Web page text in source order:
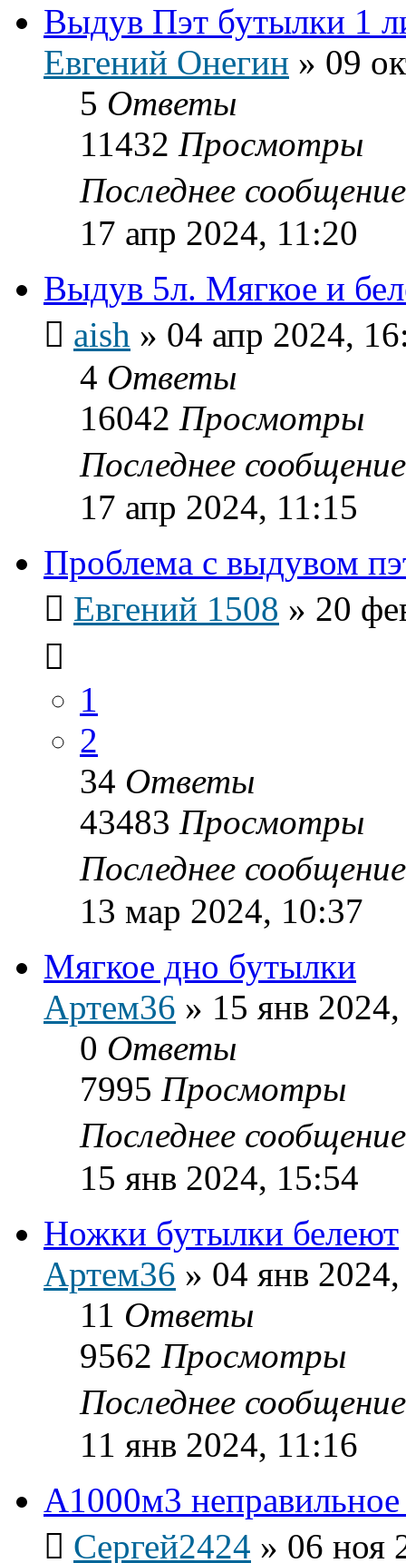
Выдув Пэт бутылки 1
Евгений Онегин » 09
5 Ответы
11432 Просмотры
Последнее
17 апр 2024, 11:20
Выдув 5л. Мягкое и
aish » 04 апр 2024,
4 Ответы
16042 Просмотры
Последнее
17 апр 2024, 11:15
Проблема с выдувом
Евгений 1508 » 20
1
2
34 Ответы
43483 Просмотры
Последнее
13 мар 2024, 10:37
Мягкое дно бутылки
Артем36 » 15 янв
0 Ответы
7995 Просмотры
Последнее
15 янв 2024, 15:54
Ножки бутылки белеют
Артем36 » 04 янв
11 Ответы
9562 Просмотры
Последнее
11 янв 2024, 11:16
А1000м3
Сергей2424 » 06 ноя